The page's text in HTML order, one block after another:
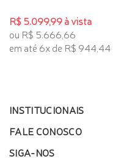
R$ 5.099,99 à vista
ou R$ 5.666,66
em até 6x de R$ 944,44
INSTITUCIONAIS
FALE CONOSCO
SIGA-NOS